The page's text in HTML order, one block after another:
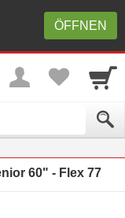
ÖFFNEN
60" - Flex 77